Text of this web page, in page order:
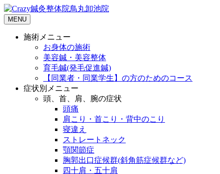
MENU
施術メニュー
お身体の施術
美容鍼・美容整体
育毛鍼(発毛促進鍼)
【同業者・同業学生】の方のためのコース
症状別メニュー
頭、首、肩、腕の症状
頭痛
肩こり・首こり・背中のこり
寝違え
ストレートネック
顎関節症
胸郭出口症候群(斜角筋症候群など)
四十肩・五十肩